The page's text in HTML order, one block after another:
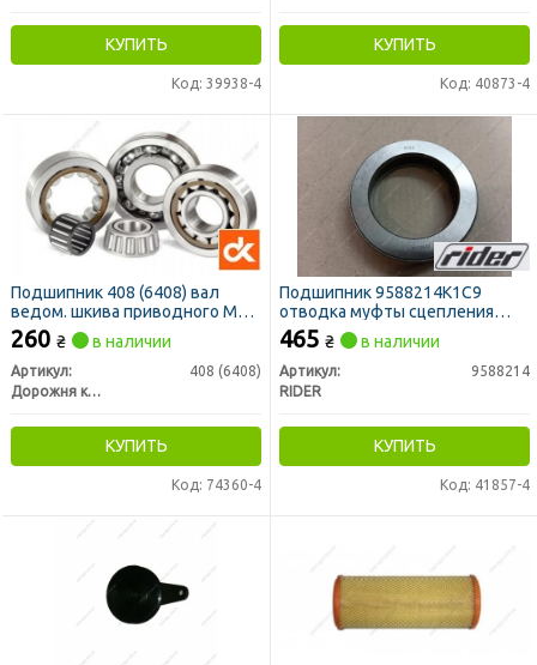
КУПИТЬ
Код: 39938-4
КУПИТЬ
Код: 40873-4
Подшипник 408 (6408) вал
ведом. шкива приводного МТЗ,
Т-40, ВОМ Т-75 <ДК>
260 ₴ в наличии
Артикул:
408 (6408)
Дорожня карта
КУПИТЬ
Код: 74360-4
Подшипник 9588214К1С9
отводка муфты сцепления
МТЗ (RIDER)
465 ₴ в наличии
Артикул:
9588214
RIDER
КУПИТЬ
Код: 41857-4